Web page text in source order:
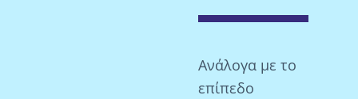
Ανάλογα με το
επίπεδο